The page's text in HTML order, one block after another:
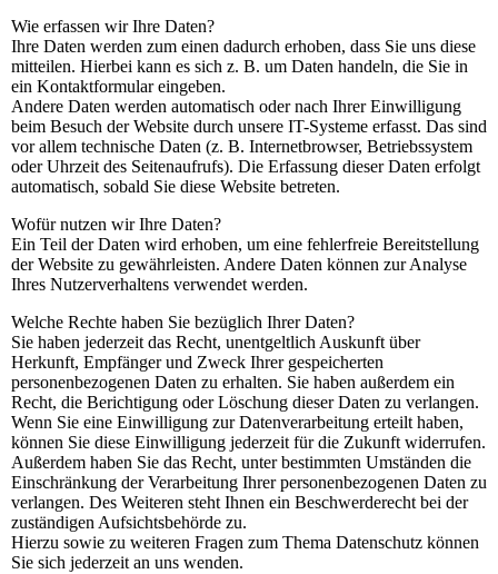
Wie erfassen wir Ihre Daten?
Ihre Daten werden zum einen dadurch erhoben, dass Sie uns diese
mitteilen. Hierbei kann es sich z. B. um Daten handeln, die Sie in
ein Kontaktformular eingeben.
Andere Daten werden automatisch oder nach Ihrer Einwilligung
beim Besuch der Website durch unsere IT-Systeme erfasst. Das sind
vor allem technische Daten (z. B. Internetbrowser, Betriebssystem
oder Uhrzeit des Seitenaufrufs). Die Erfassung dieser Daten erfolgt
automatisch, sobald Sie diese Website betreten.
Wofür nutzen wir Ihre Daten?
Ein Teil der Daten wird erhoben, um eine fehlerfreie Bereitstellung
der Website zu gewährleisten. Andere Daten können zur Analyse
Ihres Nutzerverhaltens verwendet werden.
Welche Rechte haben Sie bezüglich Ihrer Daten?
Sie haben jederzeit das Recht, unentgeltlich Auskunft über
Herkunft, Empfänger und Zweck Ihrer gespeicherten
personenbezogenen Daten zu erhalten. Sie haben außerdem ein
Recht, die Berichtigung oder Löschung dieser Daten zu verlangen.
Wenn Sie eine Einwilligung zur Datenverarbeitung erteilt haben,
können Sie diese Einwilligung jederzeit für die Zukunft widerrufen.
Außerdem haben Sie das Recht, unter bestimmten Umständen die
Einschränkung der Verarbeitung Ihrer personenbezogenen Daten zu
verlangen. Des Weiteren steht Ihnen ein Beschwerderecht bei der
zuständigen Aufsichtsbehörde zu.
Hierzu sowie zu weiteren Fragen zum Thema Datenschutz können
Sie sich jederzeit an uns wenden.